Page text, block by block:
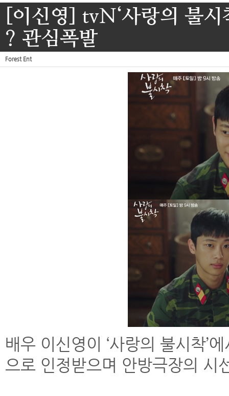
[이신영] tvN‘사랑의 불
? 관심폭발
Forest Ent
배우 이신영이 ‘사랑의 불시착’
으로 인정받으며 안방극장의 시